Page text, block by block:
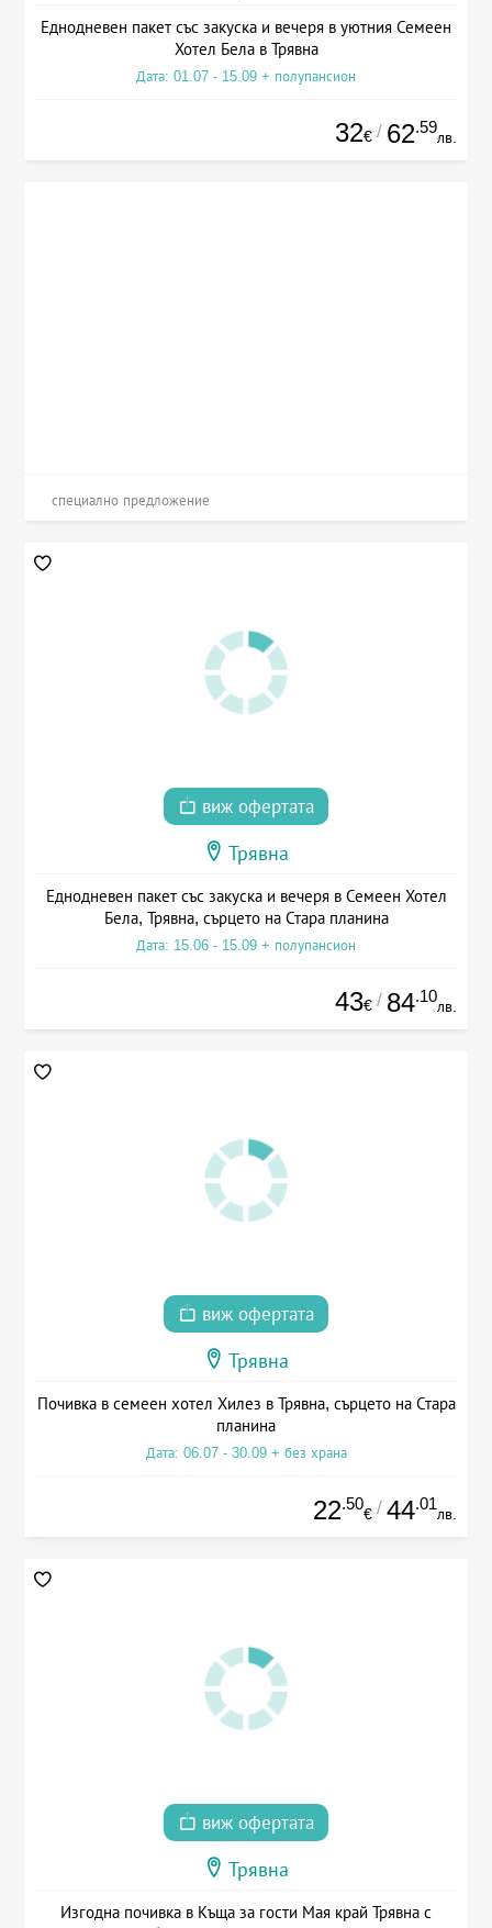
Еднодневен пакет със закуска и вечеря в уютния Семеен
Хотел Бела в Трявна
Дата: 01.07 - 15.09 + полупансион
32€ / 62.59
лв.
специално предложение
виж офертата
Трявна
Еднодневен пакет със закуска и вечеря в Семеен Хотел
Бела, Трявна, сърцето на Стара планина
Дата: 15.06 - 15.09 + полупансион
43€ / 84.10
лв.
виж офертата
Трявна
Почивка в семеен хотел Хилез в Трявна, сърцето на Стара
планина
Дата: 06.07 - 30.09 + без храна
22.50
€ / 44.01
лв.
виж офертата
Трявна
Изгодна почивка в Къща за гости Мая край Трявна с